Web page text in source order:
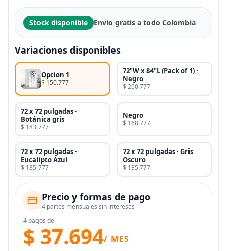
Stock disponible Envio gratis a todo Colombia
Variaciones disponibles
Opcion 1
$ 150.777
72"W x 84"L (Pack of 1) ·
Negro
$ 200.777
72 x 72 pulgadas ·
Botánica gris
$ 183.777
Negro
$ 168.777
72 x 72 pulgadas ·
Eucalipto Azul
$ 135.777
72 x 72 pulgadas · Gris
Oscuro
$ 135.777
Precio y formas de pago
4 partes mensuales sin intereses
4 pagos de
$ 37.694/ MES